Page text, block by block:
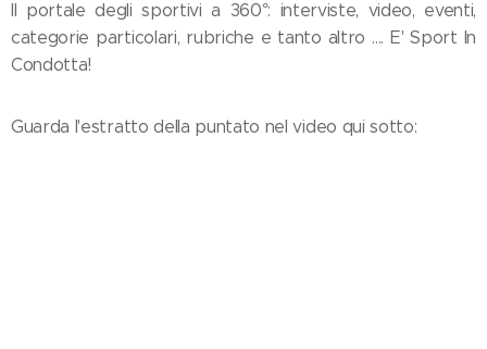
Il portale degli sportivi a 360°: interviste, video, eventi,
categorie particolari, rubriche e tanto altro .... E' Sport In
Condotta!
Guarda l'estratto della puntato nel video qui sotto: